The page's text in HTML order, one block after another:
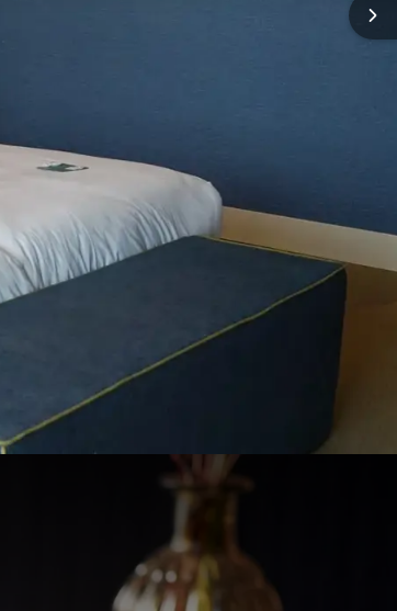
arrangement is afgelopen.
waar u in geïnteresseerd bent